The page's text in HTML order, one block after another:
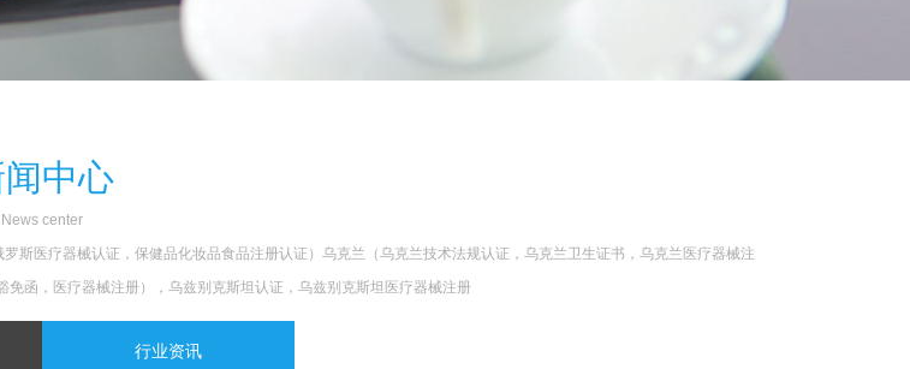
闻中心
News center
医疗器械认证，保健品化妆品食品注册认证）乌克兰（乌克兰技术法规认证，乌克兰卫生证书，乌克兰医疗器械注
函，医疗器械注册），乌兹别克斯坦认证，乌兹别克斯坦医疗器械注册
行业资讯